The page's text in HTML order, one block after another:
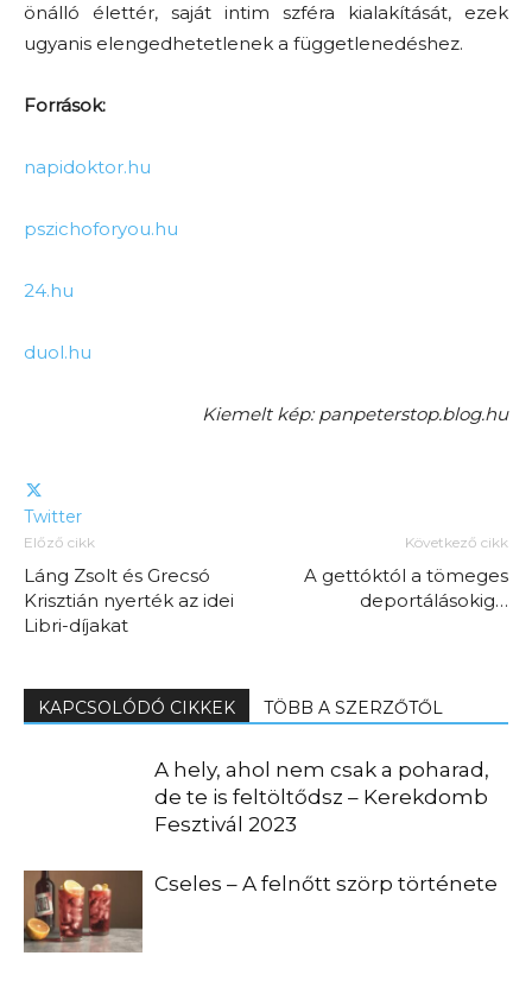
önálló élettér, saját intim szféra kialakítását, ezek
ugyanis elengedhetetlenek a függetlenedéshez.
Források:
napidoktor.hu
pszichoforyou.hu
24.hu
duol.hu
Kiemelt kép: panpeterstop.blog.hu
Twitter
Előző cikk
Láng Zsolt és Grecsó
Krisztián nyerték az idei
Libri-díjakat
Következő cikk
A gettóktól a tömeges
deportálásokig…
KAPCSOLÓDÓ CIKKEK TÖBB A SZERZŐTŐL
A hely, ahol nem csak a poharad,
de te is feltöltődsz – Kerekdomb
Fesztivál 2023
Cseles – A felnőtt szörp története